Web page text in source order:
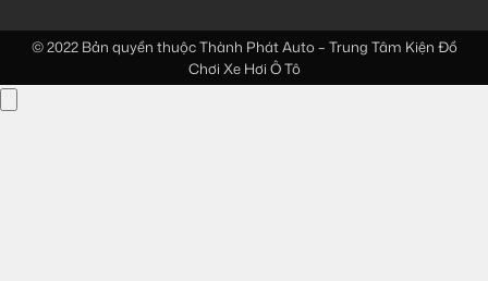
© 2022 Bản quyền thuộcThành Phát Auto – Trung Tâm Kiện Đồ
Chơi Xe Hơi Ô Tô